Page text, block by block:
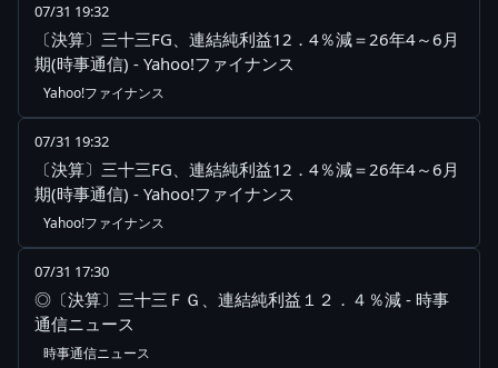
07/31 19:32
〔決算〕三十三FG、連結純利益12．4％減＝26年4～6月
期(時事通信) - Yahoo!ファイナンス
Yahoo!ファイナンス
07/31 19:32
〔決算〕三十三FG、連結純利益12．4％減＝26年4～6月
期(時事通信) - Yahoo!ファイナンス
Yahoo!ファイナンス
07/31 17:30
◎〔決算〕三十三ＦＧ、連結純利益１２．４％減 - 時事
通信ニュース
時事通信ニュース